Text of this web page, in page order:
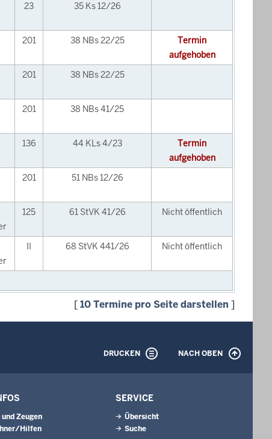
23 35 Ks 12/26
201 38 NBs 22/25
Termin
aufgehoben
201 38 NBs 22/25
201 38 NBs 41/25
136 44 KLs 4/23
Termin
aufgehoben
201 51 NBs 12/26
125 61 StVK 41/26 Nicht öffentlich
II 68 StVK 441/26 Nicht öffentlich
[10 Termine pro Seite darstellen ]
DRUCKEN NACH OBEN
Zeugen
Hilfen
SERVICE
Übersicht
Suche